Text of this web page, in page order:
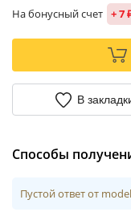
На бонусный счет + 7
В
Способы
Пустой ответ от